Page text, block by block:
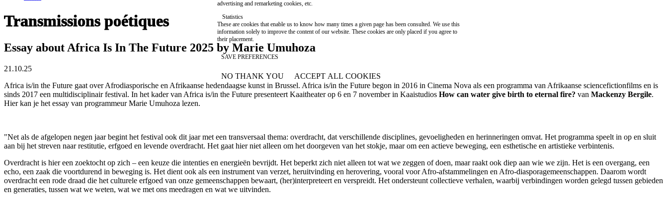
Transmissions poétiques
Essay about Africa Is In The Future 2025 by Marie Umuhoza
21.10.25
Africa is/in the Future gaat over Afrodiasporische en Afrikaanse hedendaagse kunst in Brussel. Africa is/in the Future begon in 2016 in Cinema Nova als een programma van Afrikaanse sciencefictionfilms en is
sinds 2017 een multidisciplinair festival. In het kader van Africa is/in the Future presenteert Kaaitheater op 6 en 7 november in Kaaistudios How can water give birth to eternal fire? van Mackenzy Bergile.
Hier kan je het essay van programmeur Marie Umuhoza lezen.
"Net als de afgelopen negen jaar begint het festival ook dit jaar met een transversaal thema: overdracht, dat verschillende disciplines, gevoeligheden en herinneringen omvat. Het programma speelt in op en sluit
aan bij het streven naar restitutie, erfgoed en levende overdracht. Het gaat hier niet alleen om het doorgeven van het stokje, maar om een actieve beweging, een esthetische en artistieke verbintenis.
Overdracht is hier een zoektocht op zich – een keuze die intenties en energieën bevrijdt. Het beperkt zich niet alleen tot wat we zeggen of doen, maar raakt ook diep aan wie we zijn. Het is een overgang, een
echo, een zaak die voortdurend in beweging is. Het dient ook als een instrument van verzet, heruitvinding en herovering, vooral voor Afro-afstammelingen en Afro-diasporagemeenschappen. Daarom wordt
overdracht een rode draad die het culturele erfgoed van onze gemeenschappen bewaart, (her)interpreteert en verspreidt. Het ondersteunt collectieve verhalen, waarbij verbindingen worden gelegd tussen gebieden
en generaties, tussen wat we weten, wat we met ons meedragen en wat we uitvinden.
advertising and remarketing cookies, etc.
Statistics
These are cookies that enable us to know how many times a given page has been consulted. We use this
information solely to improve the content of our website. These cookies are only placed if you agree to
their placement.
SAVE PREFERENCES
NO THANK YOU ACCEPT ALL COOKIES
WITHDRAW CONSENT